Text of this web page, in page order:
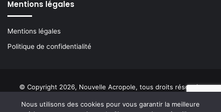
Mentions légales
Mentions légales
Politique de confidentialité
© Copyright 2026, Nouvelle Acropole, tous droits réservés
Nous utilisons des cookies pour vous garantir la meilleure